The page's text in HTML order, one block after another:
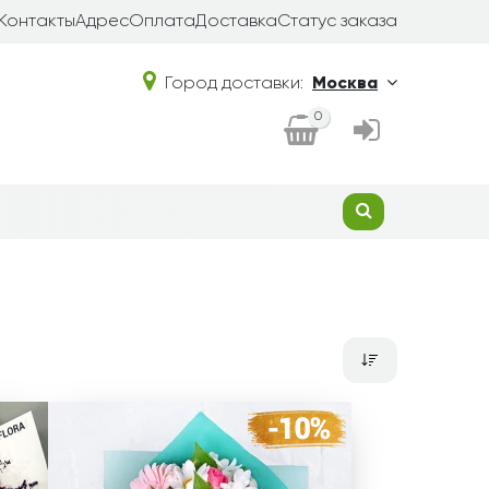
КонтактыАдресОплатаДоставкаСтатус заказа
Город доставки: Москва
0